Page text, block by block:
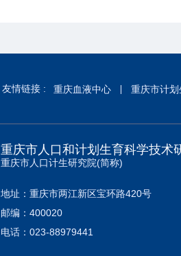
友情链接 : 重庆血液中心 重庆市计
重庆市人口和计划生育科学技术
重庆市人口计生研究院(简称)
地址：重庆市两江新区宝环路420号
邮编：400020
电话：023-88979441